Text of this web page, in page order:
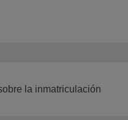
la inmatriculación